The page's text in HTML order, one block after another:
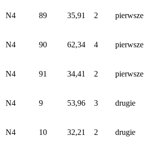
N4 89 35,91 2 pierwsze
N4 90 62,34 4 pierwsze
N4 91 34,41 2 pierwsze
N4 9 53,96 3 drugie
N4 10 32,21 2 drugie